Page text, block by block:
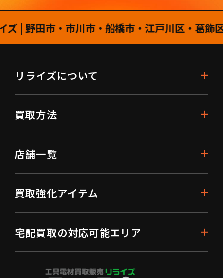
市・市川市・船橋市・江戸川区・葛飾区・
リライズについて
買取方法
店舗一覧
買取強化アイテム
宅配買取の対応可能エリア